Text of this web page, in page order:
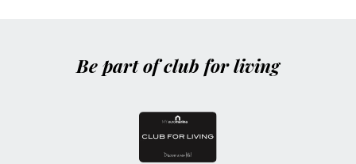
Be part of club for living